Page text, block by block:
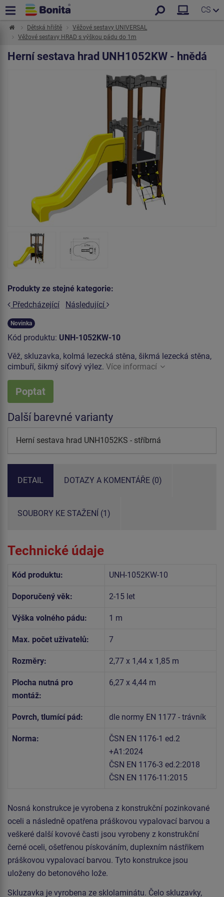
CS
Dětská hřiště
Věžové sestavy UNIVERSAL
Věžové sestavy HRAD s výškou pádu do 1m
Herní sestava hrad UNH1052KW - hnědá
Produkty ze stejné kategorie:
Předcházející
Následující
Novinka
Kód produktu: UNH-1052KW-10
Věž, skluzavka, kolmá lezecká stěna, šikmá lezecká stěna,
cimbuří, šikmý síťový výlez. Více informací
Poptat
Další barevné varianty
Herní sestava hrad UNH1052KS - stříbrná
DETAIL DOTAZY A KOMENTÁŘE (0)
SOUBORY KE STAŽENÍ (1)
Technické údaje
Kód produktu: UNH-1052KW-10
Doporučený věk: 2-15 let
Výška volného pádu: 1 m
Max. počet uživatelů: 7
Rozměry: 2,77 x 1,44 x 1,85 m
Plocha nutná pro
montáž:
6,27 x 4,44 m
Povrch, tlumící pád: dle normy EN 1177 - trávník
Norma:
ČSN EN 1176-1 ed.2
+A1:2024
ČSN EN 1176-3 ed.2:2018
ČSN EN 1176-11:2015
Nosná konstrukce je vyrobena z konstrukční pozinkované
oceli a následně opatřena práškovou vypalovací barvou a
veškeré další kovové časti jsou vyrobeny z konstrukční
černé oceli, ošetřenou pískováním, duplexním nástřikem
práškovou vypalovací barvou. Tyto konstrukce jsou
uloženy do betonového lože.
Skluzavka je vyrobena ze sklolaminátu. Čelo skluzavky,